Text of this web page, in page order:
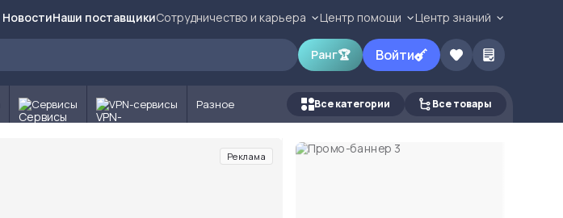
НовостиНаши поставщикиСотрудничество и карьера Центр помощи Центр знаний
Ранг🏆 Войти
Сервисы VPN-сервисы Разное Все категории Все товары
Реклама